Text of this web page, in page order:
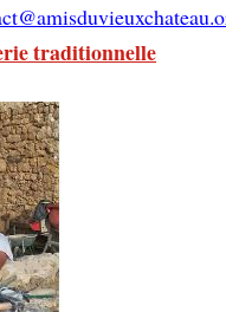
traditionnelle